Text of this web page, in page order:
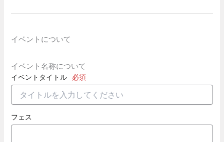
イベントについて
イベント名称について
イベントタイトル 必須
フェス